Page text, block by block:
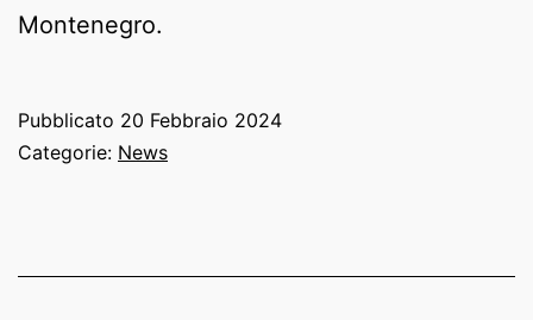
Montenegro.
Pubblicato 20 Febbraio 2024
Categorie: News